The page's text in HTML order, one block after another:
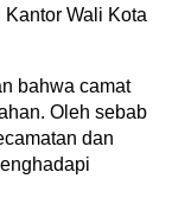
Wali Kota
bahwa camat
Oleh sebab
dan